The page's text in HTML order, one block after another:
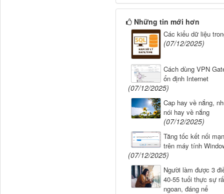
Những tin mới hơn
Các kiểu dữ liệu
(07/12/2025)
Cách dùng VPN
ổn định Internet
(07/12/2025)
Cap hay về nắng,
nói hay về nắng
(07/12/2025)
Tăng tốc kết nối
trên máy tính
(07/12/2025)
Người làm được 3
40-55 tuổi thực sự
ngoan, đáng nể